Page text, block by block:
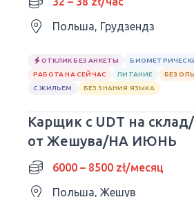
Польша, Грудзендз
ОТКЛИК БЕЗ АНКЕТЫ
РАБОТА НА СЕЙЧАС
ПИТАНИЕ
БЕЗ
С ЖИЛЬЕМ
БЕЗ ЗНАНИЯ ЯЗЫКА
Карщик с UDT на
от Жешува/НА ИЮНЬ
6000 – 8500 zł/месяц
Польша, Жешув